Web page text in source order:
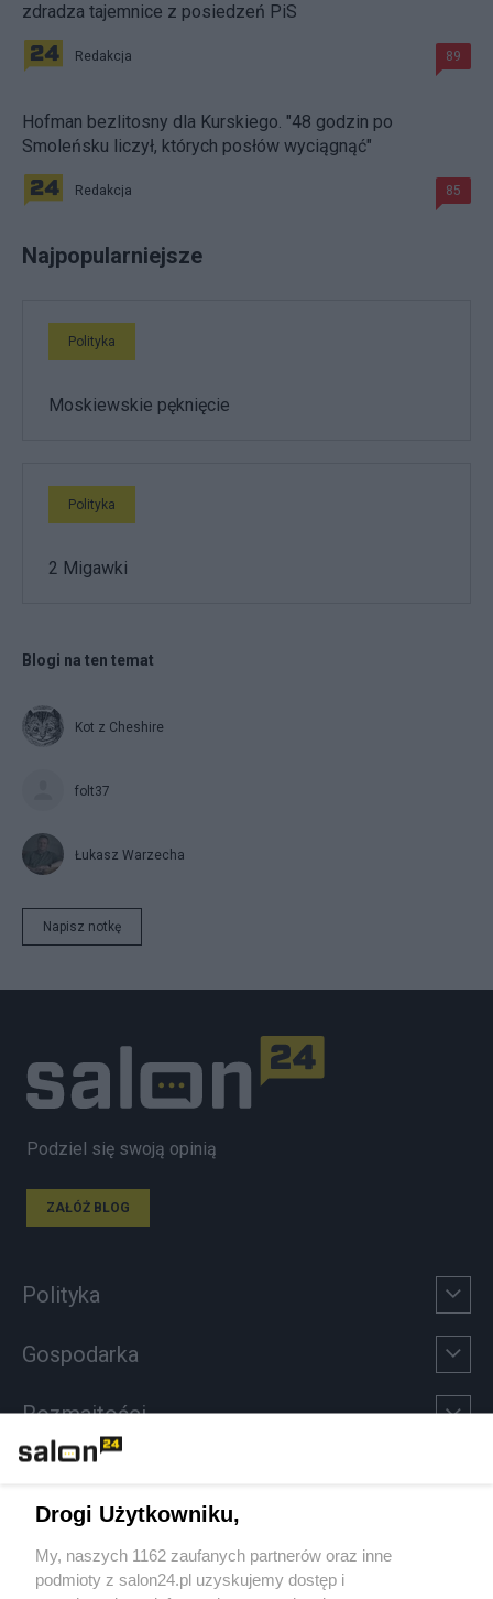
zdradza tajemnice z posiedzeń PiS
Redakcja 89
Hofman bezlitosny dla Kurskiego. "48 godzin po
Smoleńsku liczył, których posłów wyciągnąć"
Redakcja 85
Najpopularniejsze
Polityka
Moskiewskie pęknięcie
Polityka
2 Migawki
Blogi na ten temat
Kot z Cheshire
folt37
Łukasz Warzecha
Napisz notkę
Podziel się swoją opinią
ZAŁÓŻ BLOG
Polityka
Gospodarka
Rozmaitości
Sport
Społeczeństwo
Drogi Użytkowniku,
My, naszych 1162 zaufanych partnerów oraz inne
podmioty z salon24.pl uzyskujemy dostęp i